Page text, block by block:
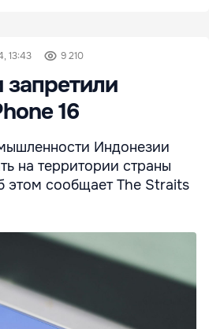
13:43 9 210
16
Индонезии
на территории страны
этом сообщает The Straits